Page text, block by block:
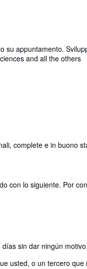
appuntamento.
and all the others
complete e in buono
con lo siguiente. Por
sin dar ningún motivo.
usted, o un tercero